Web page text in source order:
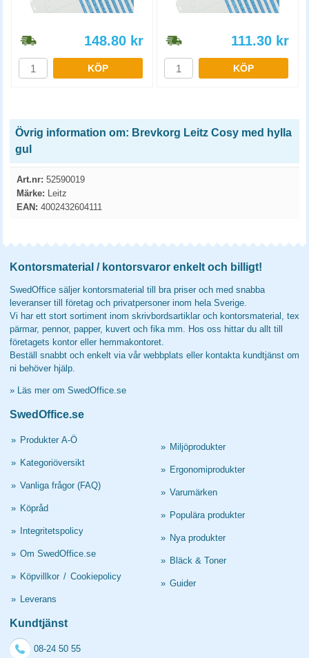
148.80 kr
KÖP
111.30 kr
KÖP
Övrig information om: Brevkorg Leitz Cosy med hylla
gul
Art.nr: 52590019
Märke: Leitz
EAN: 4002432604111
Kontorsmaterial / kontorsvaror enkelt och billigt!
SwedOffice säljer kontorsmaterial till bra priser och med snabba
leveranser till företag och privatpersoner inom hela Sverige.
Vi har ett stort sortiment inom skrivbordsartiklar och kontorsmaterial, tex
pärmar, pennor, papper, kuvert och fika mm. Hos oss hittar du allt till
företagets kontor eller hemmakontoret.
Beställ snabbt och enkelt via vår webbplats eller kontakta kundtjänst om
ni behöver hjälp.
» Läs mer om SwedOffice.se
SwedOffice.se
» Produkter A-Ö
» Kategoriöversikt
» Vanliga frågor (FAQ)
» Köpråd
» Integritetspolicy
» Om SwedOffice.se
» Köpvillkor / Cookiepolicy
» Leverans
» Miljöprodukter
» Ergonomiprodukter
» Varumärken
» Populära produkter
» Nya produkter
» Bläck & Toner
» Guider
Kundtjänst
08-24 50 55